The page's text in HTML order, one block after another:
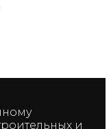
и